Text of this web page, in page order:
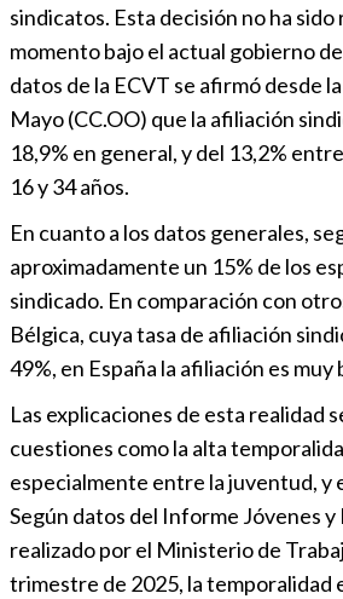
sindicatos. Esta decisión no ha
momento bajo el actual gobierno
datos de la ECVT se afirmó desde
Mayo (CC.OO) que la afiliación
18,9% en general, y del 13,2%
16 y 34 años.
En cuanto a los datos generales,
aproximadamente un 15% de los
sindicado. En comparación con
Bélgica, cuya tasa de afiliación
49%, en España la afiliación es muy
Las explicaciones de esta realidad
cuestiones como la alta
especialmente entre la juventud, y
Según datos del Informe Jóvenes
realizado por el Ministerio de
trimestre de 2025, la temporalidad